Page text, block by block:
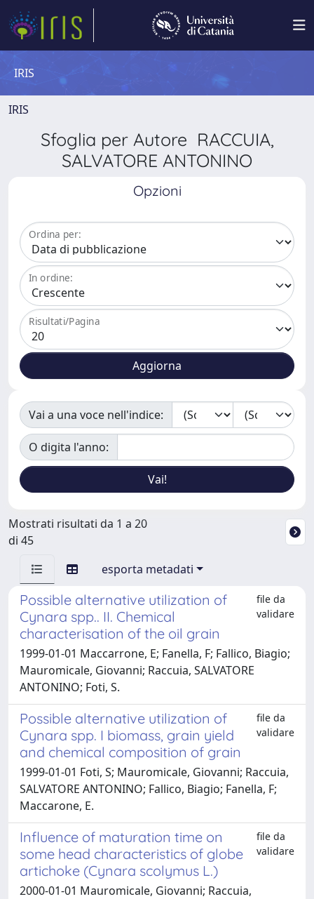
IRIS
IRIS
Sfoglia per Autore RACCUIA,
SALVATORE ANTONINO
Opzioni
Ordina per:
In ordine:
Risultati/Pagina
Vai a una voce nell'indice:
O digita l'anno:
Mostrati risultati da 1 a 20
di 45
esporta metadati
Possible alternative utilization of
Cynara spp.. II. Chemical
characterisation of the oil grain
file da
validare
1999-01-01 Maccarrone, E; Fanella, F; Fallico, Biagio;
Mauromicale, Giovanni; Raccuia, SALVATORE
ANTONINO; Foti, S.
Possible alternative utilization of
Cynara spp. I biomass, grain yield
and chemical composition of grain
file da
validare
1999-01-01 Foti, S; Mauromicale, Giovanni; Raccuia,
SALVATORE ANTONINO; Fallico, Biagio; Fanella, F;
Maccarone, E.
Influence of maturation time on
some head characteristics of globe
artichoke (Cynara scolymus L.)
file da
validare
2000-01-01 Mauromicale, Giovanni; Raccuia,